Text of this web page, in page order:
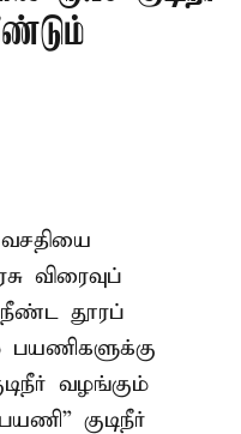
விரைவுப்
நீண்ட தூரப்
வழங்கும்
குடிநீர்